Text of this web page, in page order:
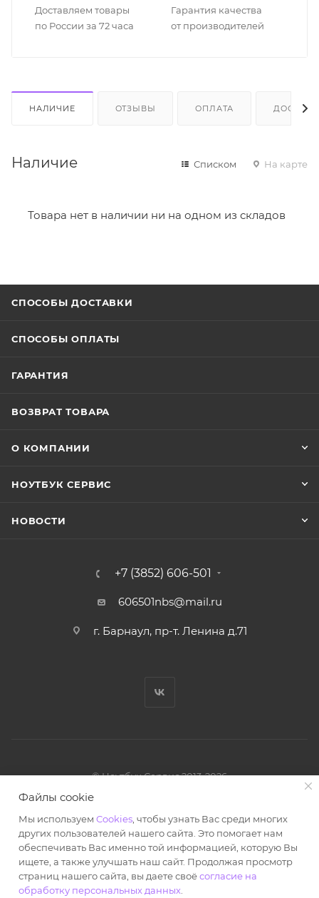
Доставляем товары
по России за 72 часа
Гарантия качества
от производителей
НАЛИЧИЕ ОТЗЫВЫ ОПЛАТА
Наличие Списком На карте
Товара нет в наличии ни на одном из складов
СПОСОБЫ ДОСТАВКИ
СПОСОБЫ ОПЛАТЫ
ГАРАНТИЯ
ВОЗВРАТ ТОВАРА
О КОМПАНИИ
НОУТБУК СЕРВИС
НОВОСТИ
+7 (3852) 606-501
606501nbs@mail.ru
г. Барнаул, пр-т. Ленина д.71
© Ноутбук Сервис 2013-2026
Интернет-магазин запчастей и аксессуаров
Powered by: WebdEvILoper
Файлы cookie
Мы используем Cookies , чтобы узнать Вас среди многих
других пользователей нашего сайта. Это помогает нам
обеспечивать Вас именно той информацией, которую Вы
ищете, а также улучшать наш сайт. Продолжая просмотр
страниц нашего сайта, вы даете своёсогласие на
обработку персональных данных